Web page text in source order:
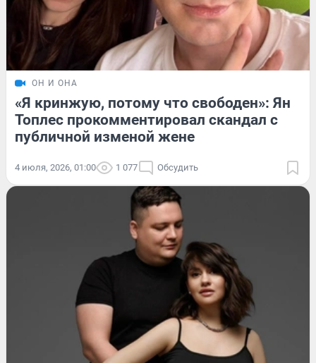
ОН И ОНА
«Я кринжую, потому что свободен»: Ян
Топлес прокомментировал скандал с
публичной изменой жене
4 июля, 2026, 01:00 1 077 Обсудить